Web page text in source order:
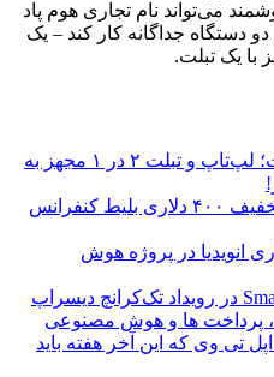
می‌تواند نام تجاری هوم پاد
دستگاه جداگانه کار کند – یک
با یک تبلت.
حراج شگفت‌انگیز وال‌مارت؛ لپ‌تاپ و تبلت ۲ در ۱ مجهز به
فرصت استثنایی: دریافت تخفیف ۴۰۰ دلاری بلیط کنفرانس
دلاری انویدیا در پروژه هوش
رونمایی از استیج Smart Money در رویداد تک‌کرانچ دیسراپ
تی وی که این آخر هفته باید